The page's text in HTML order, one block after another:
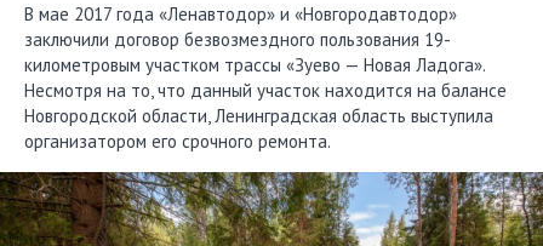
В мае 2017 года «Ленавтодор» и «Новгородавтодор»
заключили договор безвозмездного пользования 19-
километровым участком трассы «Зуево — Новая Ладога».
Несмотря на то, что данный участок находится на балансе
Новгородской области, Ленинградская область выступила
организатором его срочного ремонта.